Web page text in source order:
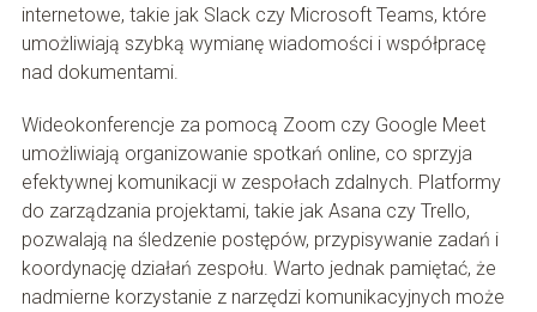
internetowe, takie jak Slack czy Microsoft Teams, które
umożliwiają szybką wymianę wiadomości i współpracę
nad dokumentami.
Wideokonferencje za pomocą Zoom czy Google Meet
umożliwiają organizowanie spotkań online, co sprzyja
efektywnej komunikacji w zespołach zdalnych. Platformy
do zarządzania projektami, takie jak Asana czy Trello,
pozwalają na śledzenie postępów, przypisywanie zadań i
koordynację działań zespołu. Warto jednak pamiętać, że
nadmierne korzystanie z narzędzi komunikacyjnych może